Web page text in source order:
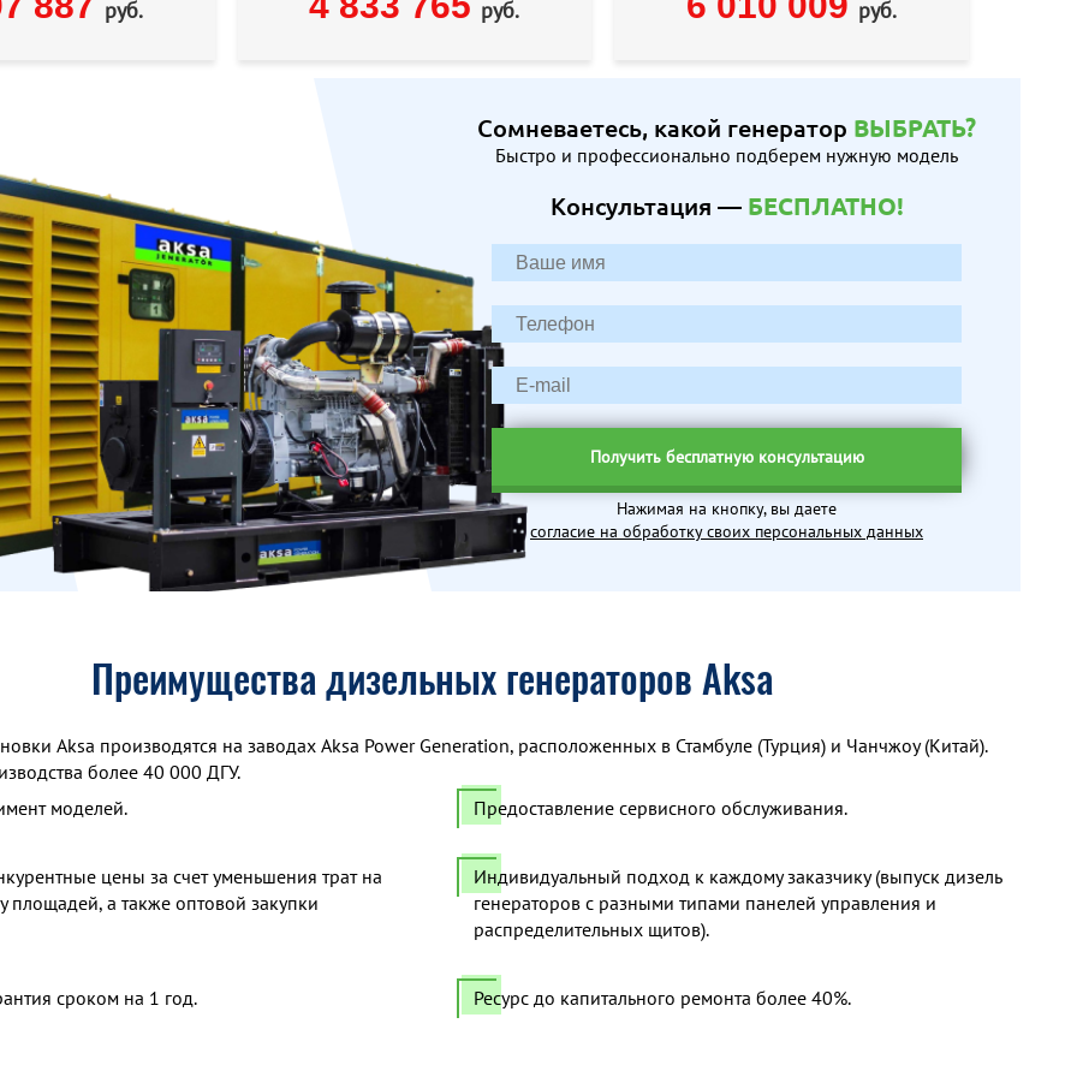
руб. руб. руб.
Сомневаетесь, какой генератор ВЫБРАТЬ?
Быстро и профессионально подберем нужную модель
Консультация — БЕСПЛАТНО!
Получить бесплатную консультацию
Нажимая на кнопку, вы даете
согласие на обработку своих персональных данных
Преимущества дизельных генераторов Aksa
Aksa производятся на заводах Aksa Power Generation, расположенных в Стамбуле (Турция) и Чанчжоу (Китай).
более 40 000 ДГУ.
моделей.
Предоставление сервисного обслуживания.
цены за счет уменьшения трат на
площадей, а также оптовой закупки
Индивидуальный подход к каждому заказчику (выпуск дизель
генераторов с разными типами панелей управления и
распределительных щитов).
сроком на 1 год. Ресурс до капитального ремонта более 40%.